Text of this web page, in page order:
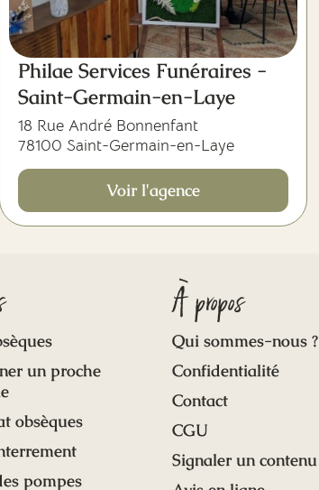
Philae Services Funéraires -
Saint-Germain-en-Laye
18 Rue André Bonnenfant
78100 Saint-Germain-en-Laye
Voir l'agence
un proche
obsèques
pompes
À propos
Qui sommes-nous ?
Confidentialité
Contact
CGU
Signaler un contenu